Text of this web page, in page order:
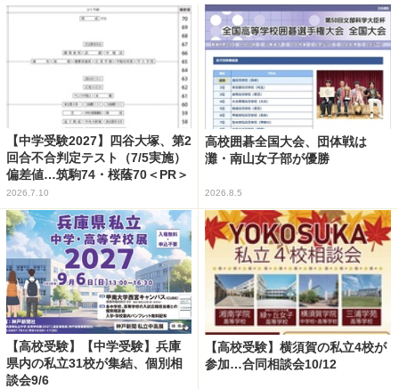
【中学受験2027】四谷大塚、第2
回合不合判定テスト（7/5実施）
偏差値…筑駒74・桜蔭70＜PR＞
2026.7.10
高校囲碁全国大会、団体戦は
灘・南山女子部が優勝
2026.8.5
【高校受験】【中学受験】兵庫
県内の私立31校が集結、個別相
談会9/6
【高校受験】横須賀の私立4校が
参加…合同相談会10/12